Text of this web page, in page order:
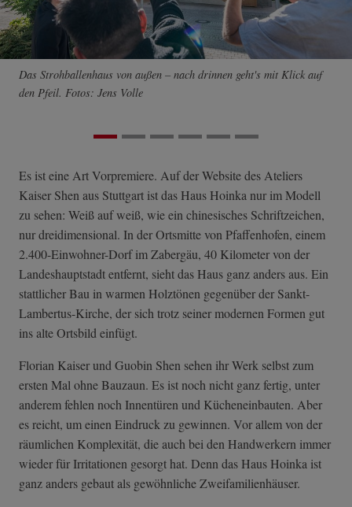
Das Strohballenhaus von außen – nach drinnen geht's mit Klick auf
den Pfeil. Fotos: Jens Volle
Es ist eine Art Vorpremiere. Auf der Website des Ateliers
Kaiser Shen aus Stuttgart ist das Haus Hoinka nur im Modell
zu sehen: Weiß auf weiß, wie ein chinesisches Schriftzeichen,
nur dreidimensional. In der Ortsmitte von Pfaffenhofen, einem
2.400-Einwohner-Dorf im Zabergäu, 40 Kilometer von der
Landeshauptstadt entfernt, sieht das Haus ganz anders aus. Ein
stattlicher Bau in warmen Holztönen gegenüber der Sankt-
Lambertus-Kirche, der sich trotz seiner modernen Formen gut
ins alte Ortsbild einfügt.
Florian Kaiser und Guobin Shen sehen ihr Werk selbst zum
ersten Mal ohne Bauzaun. Es ist noch nicht ganz fertig, unter
anderem fehlen noch Innentüren und Kücheneinbauten. Aber
es reicht, um einen Eindruck zu gewinnen. Vor allem von der
räumlichen Komplexität, die auch bei den Handwerkern immer
wieder für Irritationen gesorgt hat. Denn das Haus Hoinka ist
ganz anders gebaut als gewöhnliche Zweifamilienhäuser.